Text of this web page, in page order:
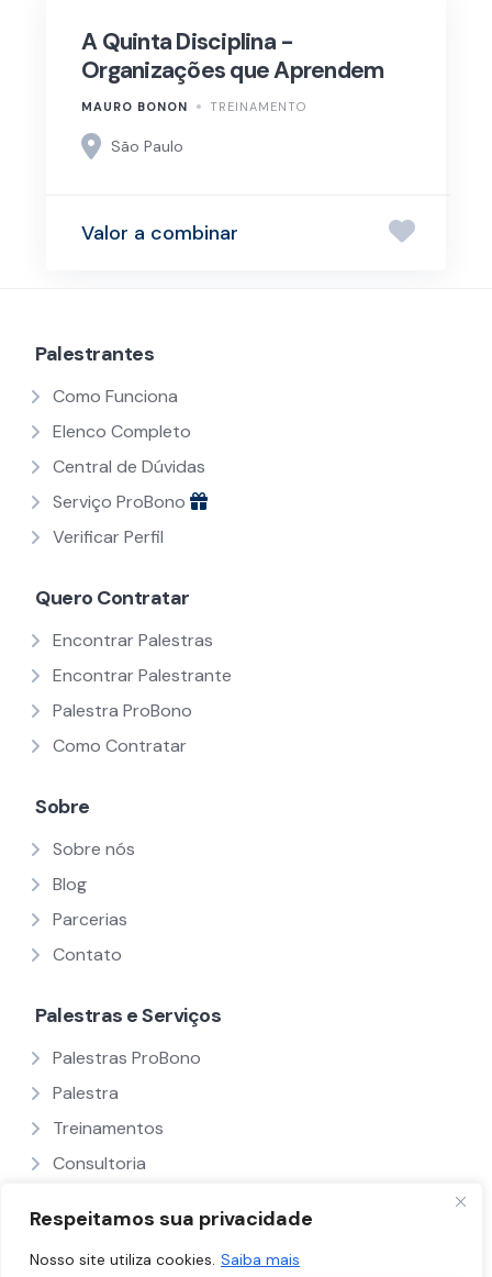
Respeitamos sua privacidade
Nosso site utiliza cookies. Saiba mais
A Quinta Disciplina -
Organizações que Aprendem
MAURO BONON TREINAMENTO
São Paulo
Valor a combinar
Palestrantes
Como Funciona
Elenco Completo
Central de Dúvidas
Serviço ProBono
Verificar Perfil
Quero Contratar
Encontrar Palestras
Encontrar Palestrante
Palestra ProBono
Como Contratar
Sobre
Sobre nós
Blog
Parcerias
Contato
Palestras e Serviços
Palestras ProBono
Palestra
Treinamentos
Consultoria